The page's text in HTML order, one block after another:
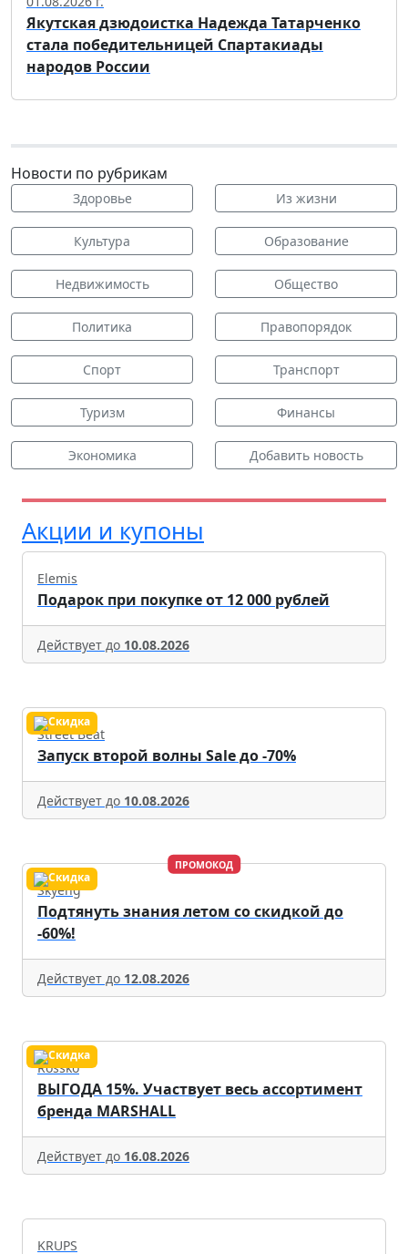
Якутская дзюдоистка Надежда Татарченко
стала победительницей Спартакиады
народов России
Новости по рубрикам
Здоровье Из жизни
Культура Образование
Недвижимость Общество
Политика Правопорядок
Спорт Транспорт
Туризм Финансы
Экономика Добавить новость
Акции и купоны
Elemis
Подарок при покупке от 12 000 рублей
Действует до 10.08.2026
Street Beat
Запуск второй волны Sale до -70%
Действует до 10.08.2026
ПРОМОКОД
Skyeng
Подтянуть знания летом со скидкой до
-60%!
Действует до 12.08.2026
Rossko
ВЫГОДА 15%. Участвует весь ассортимент
бренда MARSHALL
Действует до 16.08.2026
KRUPS